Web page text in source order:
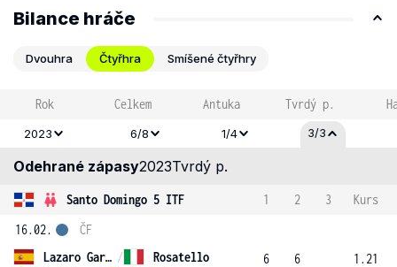
Bilance hráče
Dvouhra Čtyřhra Smíšené čtyřhry
Rok Celkem Antuka Tvrdý p.
2023 6/8 1/4 3/3
Odehrané zápasy2023Tvrdý p.
Santo Domingo 5 ITF 1 2 3
Kurs
16.02.
Lazaro Garcia /
Rosatello
ČF
6
6
1.21